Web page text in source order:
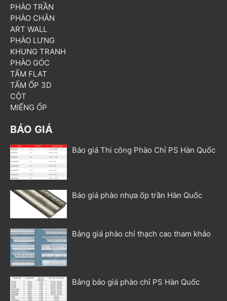
PHÀO TRẦN
PHÀO CHÂN
ART WALL
PHÀO LƯNG
KHUNG TRANH
PHÀO GÓC
TẤM FLAT
TẤM ỐP 3D
CỘT
MIẾNG ỐP
BÁO GIÁ
Báo giá Thi công Phào Chỉ PS Hàn Quốc
Báo giá phào nhựa ốp trần Hàn Quốc
Bảng giá phào chỉ thạch cao tham khảo
Bảng báo giá phào chỉ PS Hàn Quốc